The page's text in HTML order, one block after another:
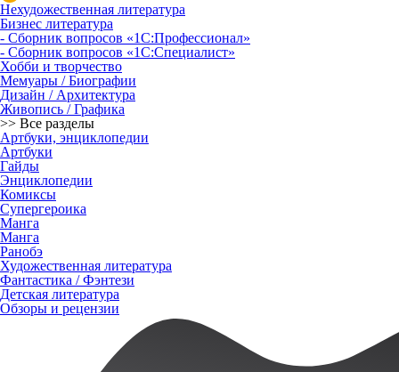
Нехудожественная литература
Бизнес литература
- Сборник вопросов «1С:Профессионал»
- Сборник вопросов «1С:Специалист»
Хобби и творчество
Мемуары / Биографии
Дизайн / Архитектура
Живопись / Графика
>> Все разделы
Артбуки, энциклопедии
Артбуки
Гайды
Энциклопедии
Комиксы
Супергероика
Манга
Манга
Ранобэ
Художественная литература
Фантастика / Фэнтези
Детская литература
Обзоры и рецензии